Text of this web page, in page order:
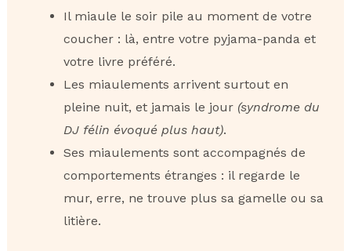
Il miaule le soir pile au moment de votre
coucher : là, entre votre pyjama-panda et
votre livre préféré.
Les miaulements arrivent surtout en
pleine nuit, et jamais le jour (syndrome du
DJ félin évoqué plus haut).
Ses miaulements sont accompagnés de
comportements étranges : il regarde le
mur, erre, ne trouve plus sa gamelle ou sa
litière.